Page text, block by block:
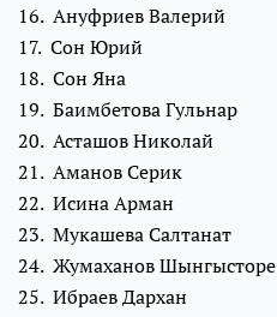
16. Ануфриев Валерий
17. Сон Юрий
18. Сон Яна
19. Баимбетова Гульнар
20. Асташов Николай
21. Аманов Серик
22. Исина Арман
23. Мукашева Салтанат
24. Жумаханов Шынгысторе
25. Ибраев Дархан